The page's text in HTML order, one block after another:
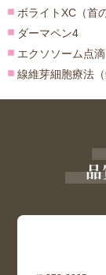
ボライトXC（首
ダーマペン4
エクソソーム点滴
線維芽細胞療法（